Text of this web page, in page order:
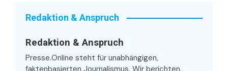
Redaktion & Anspruch
Redaktion & Anspruch
Presse.Online steht für unabhängigen,